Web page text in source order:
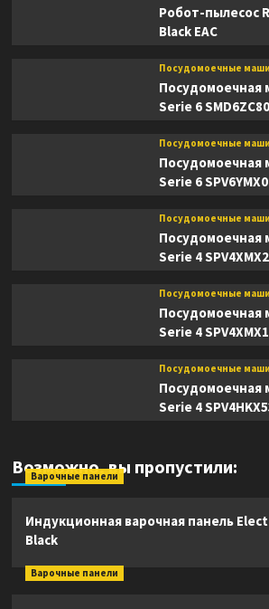
Робот-пылесос
Black EAC
Посудомоечные
Посудомоечная
Serie 6
Посудомоечные
Посудомоечная
Serie 6
Посудомоечные
Посудомоечная
Serie 4
Посудомоечные
Посудомоечная
Serie 4
Посудомоечные
Посудомоечная
Serie 4
Возможно, вы пропустили:
Варочные панели
Индукционная варочная панель
Black
Варочные панели